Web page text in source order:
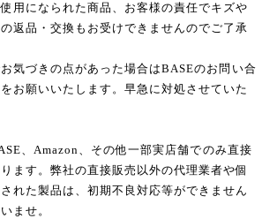
用になられた商品、お客様の責任でキズや
返品・交換もお受けできませんのでご了承
気づきの点があった場合はBASEのお問い合
お願いいたします。早急に対処させていた
、Amazon、その他一部実店舗でのみ直接
ます。弊社の直接販売以外の代理業者や個
れた製品は、初期不良対応等ができません
ませ。